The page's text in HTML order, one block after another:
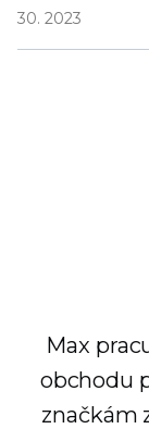
30. 2023
Max
obchodu
značkám